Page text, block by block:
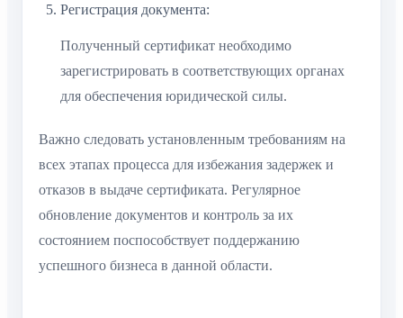
Регистрация документа:
Полученный сертификат необходимо
зарегистрировать в соответствующих органах
для обеспечения юридической силы.
Важно следовать установленным требованиям на
всех этапах процесса для избежания задержек и
отказов в выдаче сертификата. Регулярное
обновление документов и контроль за их
состоянием поспособствует поддержанию
успешного бизнеса в данной области.